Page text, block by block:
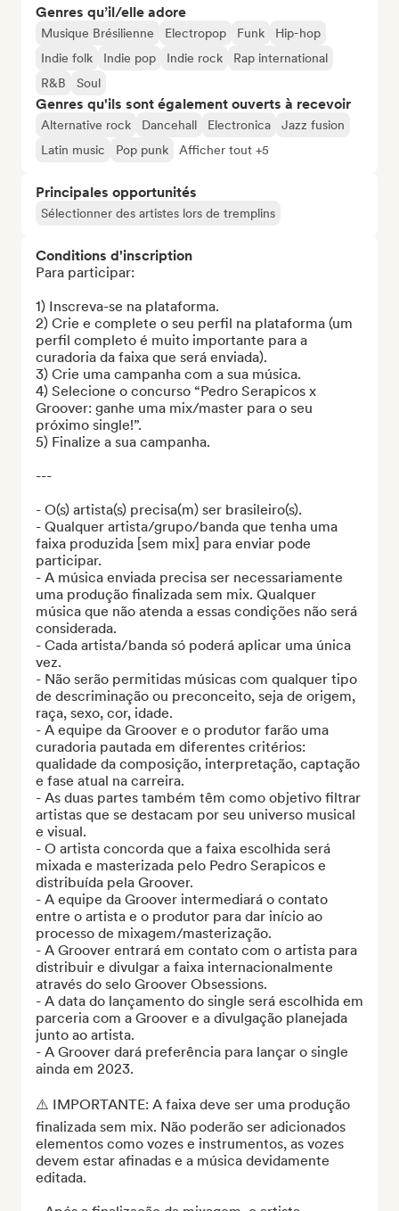
Genres qu’il/elle adore
Musique Brésilienne Electropop Funk
Hip-hop
Indie folk
Indie pop Indie rock
Rap international
R&B
Soul
Genres qu'ils sont également ouverts à recevoir
Alternative rock Dancehall Electronica
Jazz fusion
Latin music
Pop punk Afficher tout +5
Principales opportunités
Sélectionner des artistes lors de tremplins
Conditions d'inscription
Para participar:
1) Inscreva-se na plataforma.
2) Crie e complete o seu perfil na plataforma (um
perfil completo é muito importante para a
curadoria da faixa que será enviada).
3) Crie uma campanha com a sua música.
4) Selecione o concurso “Pedro Serapicos x
Groover: ganhe uma mix/master para o seu
próximo single!”.
5) Finalize a sua campanha.
---
- O(s) artista(s) precisa(m) ser brasileiro(s).
- Qualquer artista/grupo/banda que tenha uma
faixa produzida [sem mix] para enviar pode
participar.
- A música enviada precisa ser necessariamente
uma produção finalizada sem mix. Qualquer
música que não atenda a essas condições não será
considerada.
- Cada artista/banda só poderá aplicar uma única
vez.
- Não serão permitidas músicas com qualquer tipo
de descriminação ou preconceito, seja de origem,
raça, sexo, cor, idade.
- A equipe da Groover e o produtor farão uma
curadoria pautada em diferentes critérios:
qualidade da composição, interpretação, captação
e fase atual na carreira.
- As duas partes também têm como objetivo filtrar
artistas que se destacam por seu universo musical
e visual.
- O artista concorda que a faixa escolhida será
mixada e masterizada pelo Pedro Serapicos e
distribuída pela Groover.
- A equipe da Groover intermediará o contato
entre o artista e o produtor para dar início ao
processo de mixagem/masterização.
- A Groover entrará em contato com o artista para
distribuir e divulgar a faixa internacionalmente
através do selo Groover Obsessions.
- A data do lançamento do single será escolhida em
parceria com a Groover e a divulgação planejada
junto ao artista.
- A Groover dará preferência para lançar o single
ainda em 2023.
⚠️ IMPORTANTE: A faixa deve ser uma produção
finalizada sem mix. Não poderão ser adicionados
elementos como vozes e instrumentos, as vozes
devem estar afinadas e a música devidamente
editada.